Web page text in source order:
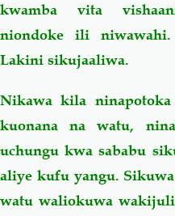
kwamba vita
niondoke ili niwawahi.
Lakini sikujaaliwa.
Nikawa kila
kuonana na watu,
uchungu kwa sababu
aliye kufu yangu.
watu waliokuwa